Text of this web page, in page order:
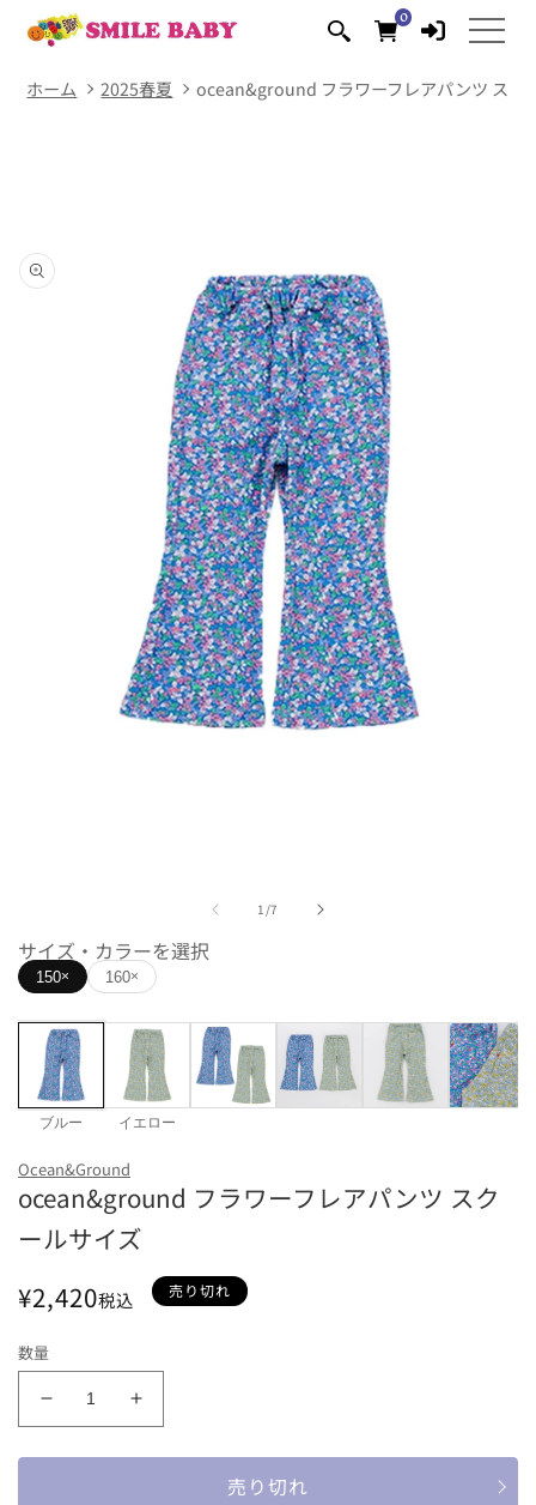
ンツに
進む
00
個
ム
ホーム 2025春夏 ocean&ground フラワーフレアパンツ スク
(1)
1/の
7
サイズ・カラーを選択
150× 160×
ブルー イエロー
ブルー イエロー
サイズ
150 160
Ocean&Ground
ocean&ground フラワーフレアパンツ スク
ールサイズ
通
価
格
¥2,420税込 売り切れ
数量
ocean&amp;ground
ラ
ocean&amp;ground
ラ
売り切れ